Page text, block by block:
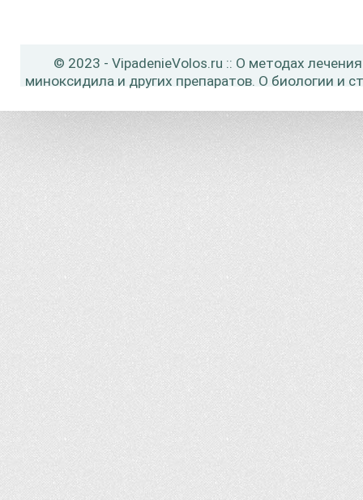
© 2023 - VipadenieVolos.ru :: О методах
миноксидила и других препаратов. О биологии и